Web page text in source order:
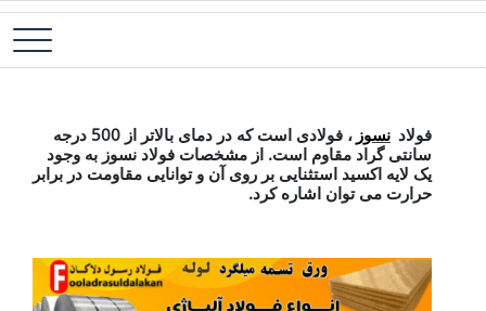
پرش فولاد آلیاژی-میلگرد آلیاژی-تسمه آلیاژی-ورق آلیاژی-لوله آلیاژی-نبشی
فولاد نسوز
، فولادی است که در دمای بالاتر از 500 درجه
سانتی گراد مقاوم است. از مشخصات فولاد نسوز به وجود
یک لایه اکسید استثنایی بر روی آن و توانایی مقاومت در برابر
حرارت می توان اشاره کرد.